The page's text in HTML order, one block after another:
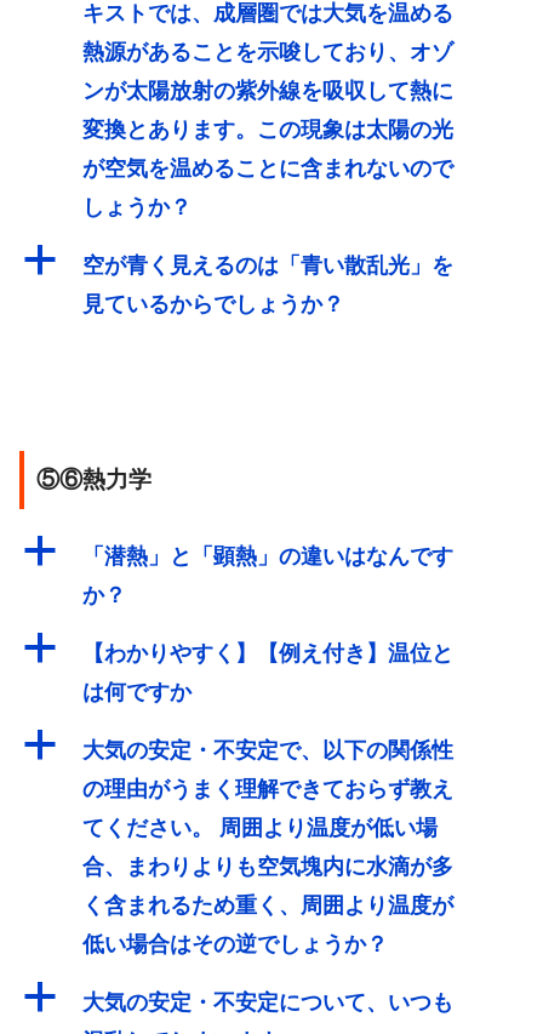
キストでは、成層圏では大気を温める
熱源があることを示唆しており、オゾ
ンが太陽放射の紫外線を吸収して熱に
変換とあります。この現象は太陽の光
が空気を温めることに含まれないので
しょうか？
a
空が青く見えるのは「青い散乱光」を
見ているからでしょうか？
⑤⑥熱力学
a
「潜熱」と「顕熱」の違いはなんです
か？
a
【わかりやすく】【例え付き】温位と
は何ですか
a
大気の安定・不安定で、以下の関係性
の理由がうまく理解できておらず教え
てください。 周囲より温度が低い場
合、まわりよりも空気塊内に水滴が多
く含まれるため重く、周囲より温度が
低い場合はその逆でしょうか？
a
大気の安定・不安定について、いつも